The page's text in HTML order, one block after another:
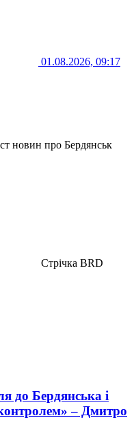
01.08.2026, 09:17
новин про Бердянськ
Стрічка BRD
до Бердянська і
– Дмитро